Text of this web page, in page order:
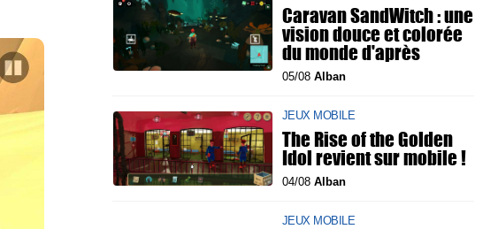
Caravan SandWitch : une
vision douce et colorée
du monde d'après
05/08 Alban
JEUX MOBILE
The Rise of the Golden
Idol revient sur mobile !
04/08 Alban
JEUX MOBILE